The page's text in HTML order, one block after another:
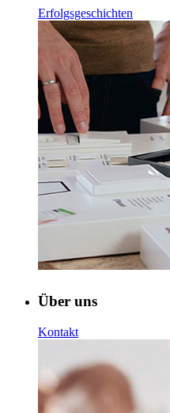
Erfolgsgeschichten
Über uns
Kontakt